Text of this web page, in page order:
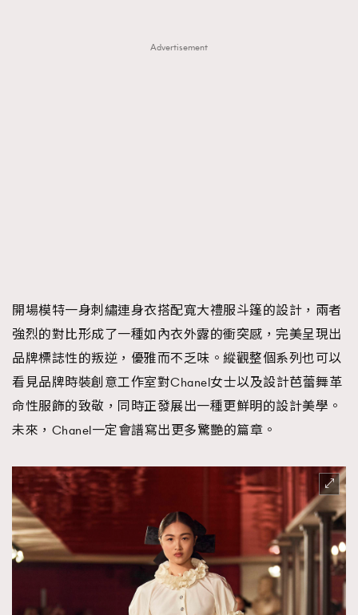
Advertisement
開場模特一身刺繡連身衣搭配寬大禮服斗篷的設計，兩者
強烈的對比形成了一種如內衣外露的衝突感，完美呈現出
品牌標誌性的叛逆，優雅而不乏味。縱觀整個系列也可以
看見品牌時裝創意工作室對Chanel女士以及設計芭蕾舞革
命性服飾的致敬，同時正發展出一種更鮮明的設計美學。
未來，Chanel一定會譜寫出更多驚艷的篇章。